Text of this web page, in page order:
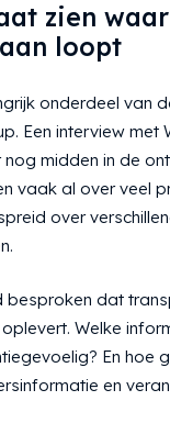
zien
loopt
onderdeel van
Een interview met
midden in de
vaak al over veel
over
besproken dat
Welke
En hoe
en